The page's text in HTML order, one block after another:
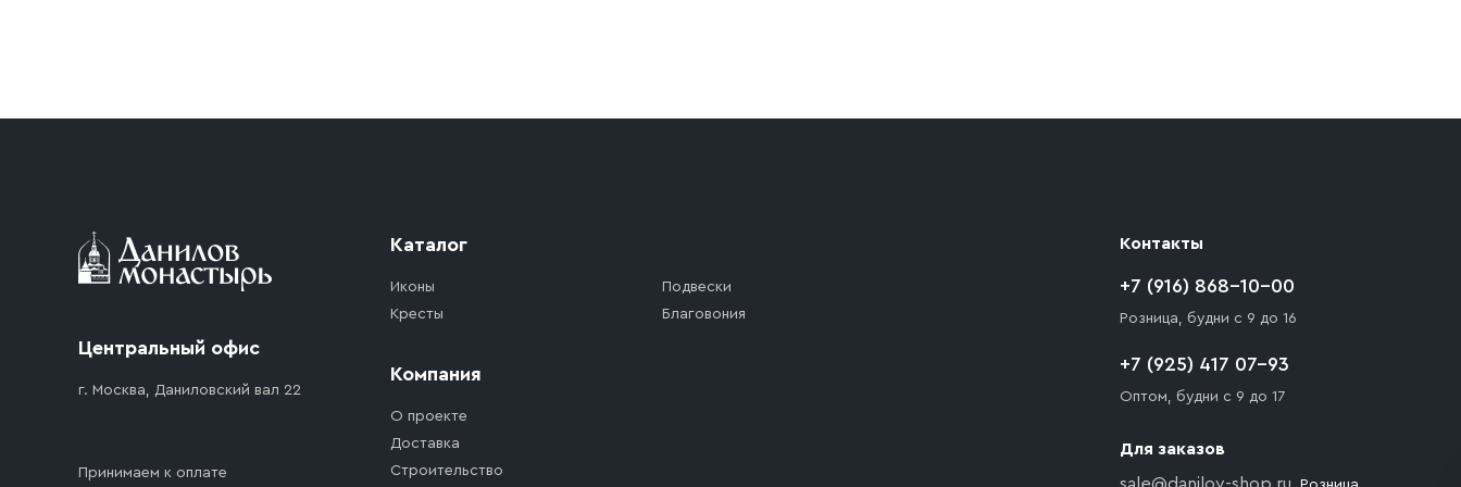
доставка осуществляется до ближайшего места, которое максимально близко к месту запланированной разгрузки товара и не нарушает правила
Центральный офис
г. Москва, Даниловский вал 22
Принимаем к оплате
Каталог
Иконы
Кресты
Подвески
Благовония
Компания
О проекте
Доставка
Строительство
Контакты
+7 (916) 868-10-00
Розница, будни с 9 до 16
+7 (925) 417 07-93
Оптом, будни с 9 до 17
Для заказов